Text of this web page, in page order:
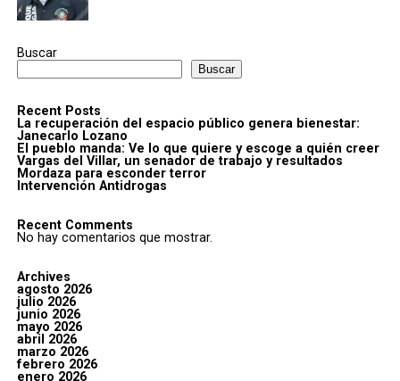
Buscar
Buscar
Recent Posts
La recuperación del espacio público genera bienestar:
Janecarlo Lozano
El pueblo manda: Ve lo que quiere y escoge a quién creer
Vargas del Villar, un senador de trabajo y resultados
Mordaza para esconder terror
Intervención Antidrogas
Recent Comments
No hay comentarios que mostrar.
Archives
agosto 2026
julio 2026
junio 2026
mayo 2026
abril 2026
marzo 2026
febrero 2026
enero 2026